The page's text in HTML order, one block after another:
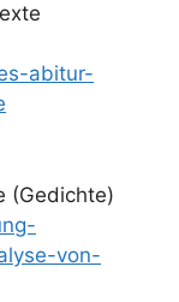
abitur-
(Gedichte)
von-